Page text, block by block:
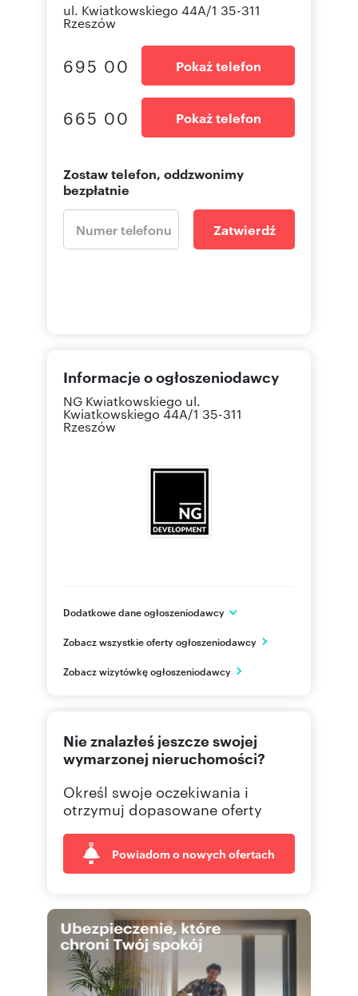
ul. Kwiatkowskiego 44A/1 35-311
Rzeszów
695 00 Pokaż telefon
665 00 Pokaż telefon
Zostaw telefon, oddzwonimy
bezpłatnie
Zatwierdź
Informacje o ogłoszeniodawcy
NG Kwiatkowskiego ul.
Kwiatkowskiego 44A/1 35-311
Rzeszów
Dodatkowe dane ogłoszeniodawcy
ul. Kwiatkowskiego 44A/1
podkarpackie
665 00 Pokaż telefon
695 00 Pokaż telefon
Zobacz wszystkie oferty ogłoszeniodawcy
Zobacz wizytówkę ogłoszeniodawcy
Nie znalazłeś jeszcze swojej
wymarzonej nieruchomości?
Określ swoje oczekiwania i
otrzymuj dopasowane oferty
Powiadom o nowych ofertach